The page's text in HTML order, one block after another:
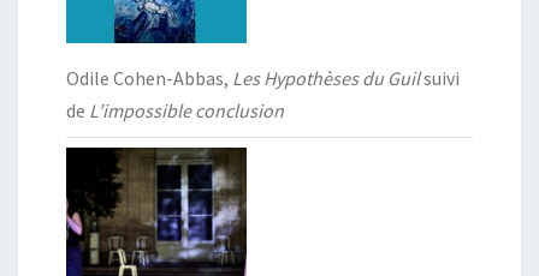
Odile Cohen-Abbas, Les Hypothèses du Guilsuivi
de L’impossible conclusion